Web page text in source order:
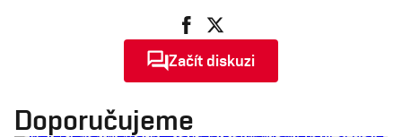
Začít diskuzi
Doporučujeme